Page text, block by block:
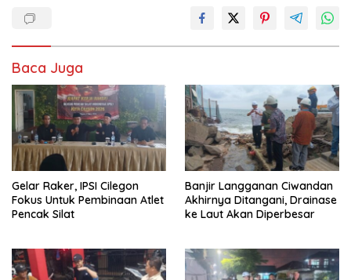
Baca Juga
Gelar Raker, IPSI Cilegon
Fokus Untuk Pembinaan Atlet
Pencak Silat
Banjir Langganan Ciwandan
Akhirnya Ditangani, Drainase
ke Laut Akan Diperbesar